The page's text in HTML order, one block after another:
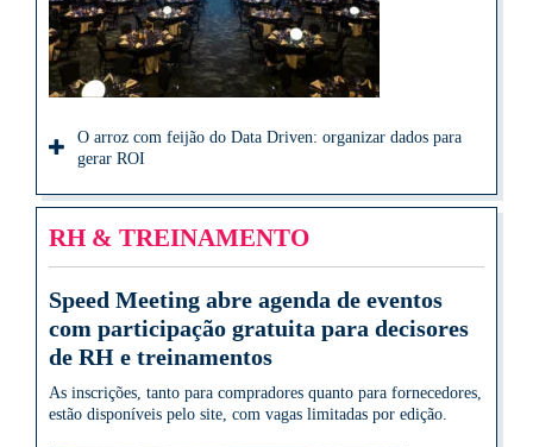
O arroz com feijão do Data Driven: organizar dados para
gerar ROI
RH & TREINAMENTO
Speed Meeting abre agenda de eventos
com participação gratuita para decisores
de RH e treinamentos
As inscrições, tanto para compradores quanto para fornecedores,
estão disponíveis pelo site, com vagas limitadas por edição.